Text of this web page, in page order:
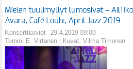
Mielen tuulimyllyt lumosivat – Aili
Avara, Café Louhi, April Jazz 2019
Konserttiarviot
29.4.2019 09:00
Tommi E. Virtanen | Kuvat: Vilma Timonen